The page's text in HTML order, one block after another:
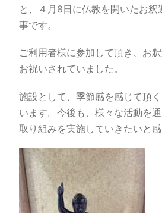
と、４月 8日に仏教を開いたお
事です。
ご利用者様に参加して頂き、お
お祝いされていました。
施設として、季節感を感じて頂
います。今後も、様々な活動を
取り組みを実施していきたいと感